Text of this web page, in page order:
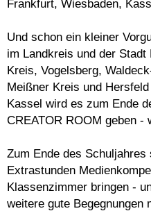
Frankfurt, Wiesbaden,
Und schon ein kleiner
im Landkreis und der
Kreis, Vogelsberg,
Meißner Kreis und
Kassel wird es zum Ende
CREATOR ROOM geben -
Zum Ende des
Extrastunden
Klassenzimmer bringen -
weitere gute Begegnungen